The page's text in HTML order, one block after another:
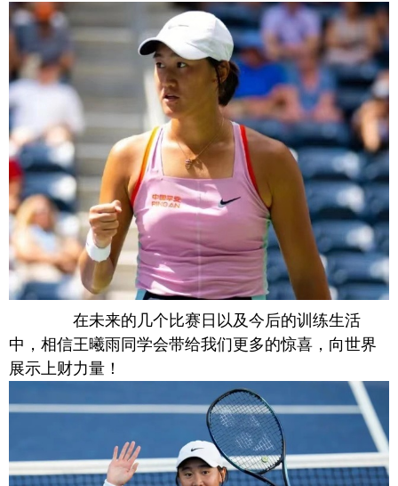
在未来的几个比赛日以及今后的训练生活
中，相信王曦雨同学会带给我们更多的惊喜，向世界
展示上财力量！